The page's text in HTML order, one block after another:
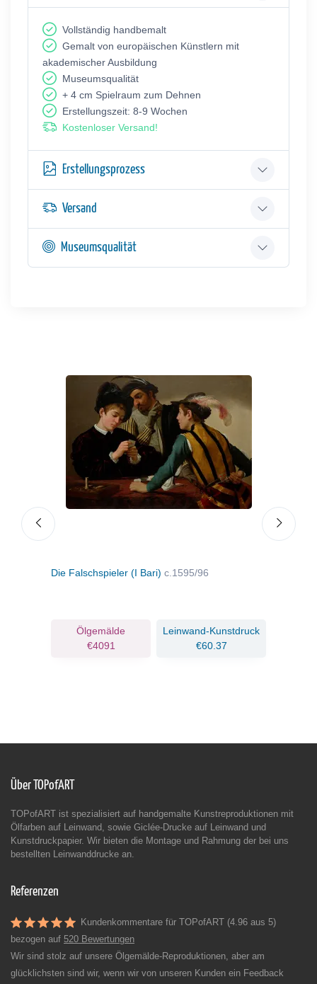
Vollständig handbemalt
Gemalt von europäischen Künstlern mit
akademischer Ausbildung
Museumsqualität
+ 4 cm Spielraum zum Dehnen
Erstellungszeit: 8-9 Wochen
Kostenloser Versand!
Erstellungsprozess
Versand
Museumsqualität
Die Falschspieler (I Bari) c.1595/96
Ölgemälde
€4091
Leinwand-Kunstdruck
€60.37
Über TOPofART
TOPofART ist spezialisiert auf handgemalte Kunstreproduktionen mit
Ölfarben auf Leinwand, sowie Giclée-Drucke auf Leinwand und
Kunstdruckpapier. Wir bieten die Montage und Rahmung der bei uns
bestellten Leinwanddrucke an.
Referenzen
Kundenkommentare für TOPofART (4.96 aus 5)
bezogen auf 520 Bewertungen
Wir sind stolz auf unsere Ölgemälde-Reproduktionen, aber am
glücklichsten sind wir, wenn wir von unseren Kunden ein Feedback